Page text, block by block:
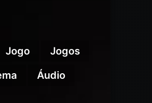
Jogo
Jogos
Áudio